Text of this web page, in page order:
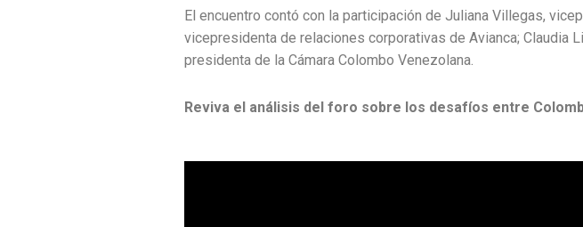
El encuentro contó con la participación de Juliana Villegas,
vicepresidenta de relaciones corporativas de Avianca; Claudia
presidenta de la Cámara Colombo Venezolana.
Reviva el análisis del foro sobre los desafíos entre